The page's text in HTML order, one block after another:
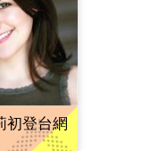
登台網